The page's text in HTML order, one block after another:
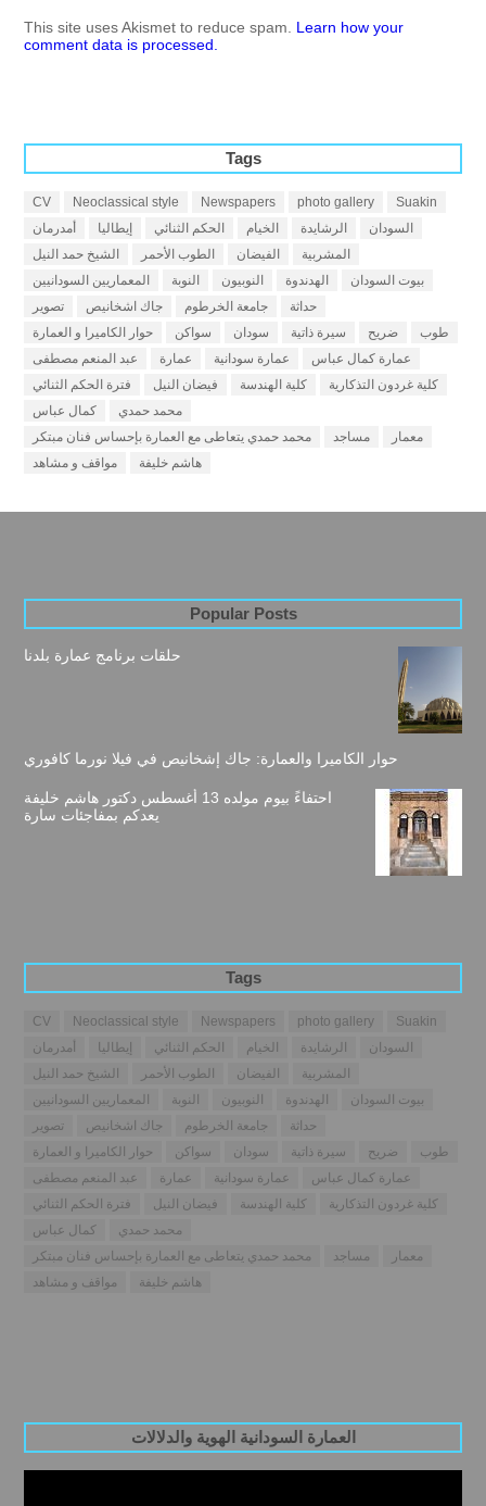
This site uses Akismet to reduce spam. Learn how your
comment data is processed.
Tags
CV Neoclassical style Newspapers photo gallery
Suakin
أمدرمان
إيطاليا الحكم الثنائي الخيام الرشايدة
السودان
الشيخ حمد النيل
الطوب الأحمر الفيضان
المشربية
المعماريين السودانيين
النوبة النوبيون الهدندوة
بيوت السودان
تصوير
جاك اشخانيص جامعة الخرطوم
حداثة
حوار الكاميرا و العمارة
سواكن سودان سيرة ذاتية ضريح
طوب
عبد المنعم مصطفى
عمارة عمارة سودانية
عمارة كمال عباس
فترة الحكم الثنائي
فيضان النيل كلية الهندسة
كلية غردون التذكارية
كمال عباس
محمد حمدي
محمد حمدي يتعاطى مع العمارة بإحساس فنان مبتكر
مساجد
معمار
مواقف و مشاهد
هاشم خليفة
Popular Posts
حلقات برنامج عمارة بلدنا
حوار الكاميرا والعمارة: جاك إشخانيص في فيلا نورما كافوري
احتفاءً بيوم مولده 13 أغسطس دكتور هاشم خليفة
يعدكم بمفاجئات سارة
Tags
CV Neoclassical style Newspapers photo gallery
Suakin
أمدرمان
إيطاليا الحكم الثنائي الخيام الرشايدة
السودان
الشيخ حمد النيل
الطوب الأحمر الفيضان
المشربية
المعماريين السودانيين
النوبة النوبيون الهدندوة
بيوت السودان
تصوير
جاك اشخانيص جامعة الخرطوم
حداثة
حوار الكاميرا و العمارة
سواكن سودان سيرة ذاتية ضريح
طوب
عبد المنعم مصطفى
عمارة عمارة سودانية
عمارة كمال عباس
فترة الحكم الثنائي
فيضان النيل كلية الهندسة
كلية غردون التذكارية
كمال عباس
محمد حمدي
محمد حمدي يتعاطى مع العمارة بإحساس فنان مبتكر
مساجد
معمار
مواقف و مشاهد
هاشم خليفة
العمارة السودانية الهوية والدلالات